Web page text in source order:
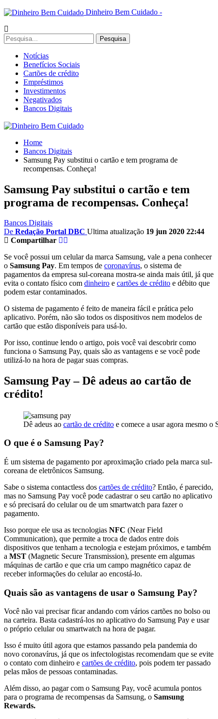
Dinheiro Bem Cuidado -
Notícias
Benefícios Sociais
Cartões de crédito
Empréstimos
Investimentos
Negativados
Bancos Digitais
Home
Bancos Digitais
Samsung Pay substitui o cartão e tem programa de
recompensas. Conheça!
Samsung Pay substitui o cartão e tem
programa de recompensas. Conheça!
Bancos Digitais
De Redação Portal DBC Ultima atualização 19 jun 2020 22:44
Compartilhar
Se você possui um celular da marca Samsung, vale a pena conhecer
o Samsung Pay. Em tempos de coronavírus, o sistema de
pagamentos da empresa sul-coreana mostra-se ainda mais útil, já que
evita o contato físico com dinheiro e cartões de crédito e débito que
podem estar contaminados.
O sistema de pagamento é feito de maneira fácil e prática pelo
aplicativo. Porém, não são todos os dispositivos nem modelos de
cartão que estão disponíveis para usá-lo.
Por isso, continue lendo o artigo, pois você vai descobrir como
funciona o Samsung Pay, quais são as vantagens e se você pode
utilizá-lo na hora de pagar suas compras.
Samsung Pay – Dê adeus ao cartão de
crédito!
Dê adeus ao cartão de crédito e comece a usar agora mesmo o
O que é o Samsung Pay?
É um sistema de pagamento por aproximação criado pela marca sul-
coreana de eletrônicos Samsung.
Sabe o sistema contactless dos cartões de crédito? Então, é parecido,
mas no Samsung Pay você pode cadastrar o seu cartão no aplicativo
e só precisará do celular ou de um smartwatch para fazer o
pagamento.
Isso porque ele usa as tecnologias NFC (Near Field
Communication), que permite a troca de dados entre dois
dispositivos que tenham a tecnologia e estejam próximos, e também
a MST (Magnetic Secure Transmission), presente em algumas
máquinas de cartão e que cria um campo magnético capaz de
receber informações do celular ao encostá-lo.
Quais são as vantagens de usar o Samsung Pay?
Você não vai precisar ficar andando com vários cartões no bolso ou
na carteira. Basta cadastrá-los no aplicativo do Samsung Pay e usar
o próprio celular ou smartwatch na hora de pagar.
Isso é muito útil agora que estamos passando pela pandemia do
novo coronavírus, já que os infectologistas recomendam que se evite
o contato com dinheiro e cartões de crédito, pois podem ter passado
pelas mãos de pessoas contaminadas.
Além disso, ao pagar com o Samsung Pay, você acumula pontos
para o programa de recompensas da Samsung, o Samsung
Rewards.